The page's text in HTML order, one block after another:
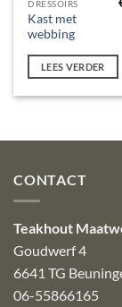
DRESSOIRS
Kast met
webbing
LEES VERDER
CONTACT
Teakhout
Goudwerf 4
6641 TG
06-55866165